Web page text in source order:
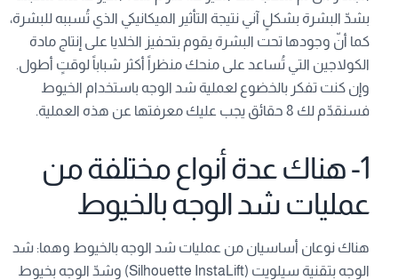
بشدّ البشرة بشكلٍ آني نتيجة التأثير الميكانيكي الذي تُسببه للبشرة،
كما أنّ وجودها تحت البشرة يقوم بتحفيز الخلايا على إنتاج مادة
الكولاجين التي تُساعد على منحك منظراً أكثر شباباً لوقتٍ أطول.
وإن كنت تفكر بالخضوع لعملية شد الوجه باستخدام الخيوط
فسنقدّم لك 8 حقائق يجب عليك معرفتها عن هذه العملية.
1- هناك عدة أنواع مختلفة من
عمليات شد الوجه بالخيوط
هناك نوعان أساسيان من عمليات شد الوجه بالخيوط وهما: شد
الوجه بتقنية سيلويت (Silhouette InstaLift) وشدّ الوجه بخيوط